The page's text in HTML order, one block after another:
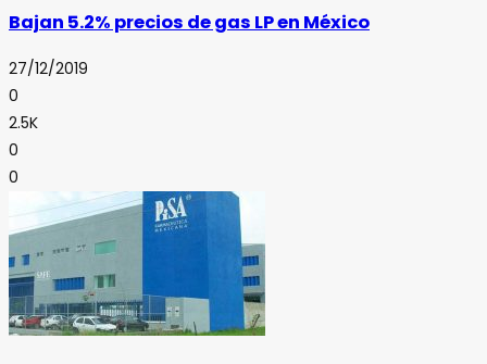
Bajan 5.2% precios de gas LP en México
27/12/2019
0
2.5K
0
0